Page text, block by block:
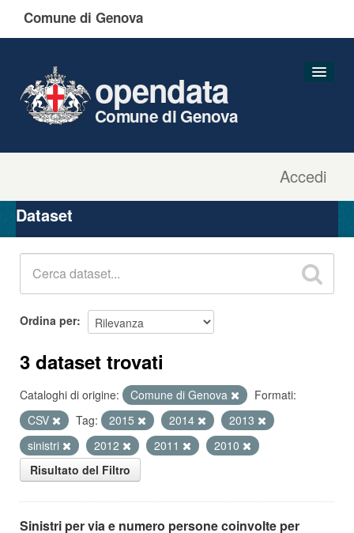
Comune di Genova
Accedi
opendata
Comune di Genova
Organizzazioni
Gruppi
Dataset
Ordina per
3 dataset trovati
Cataloghi di origine: Comune di Genova
Formati:
CSV
Tag: 2015 2014
2013
sinistri
2012 2011
2010
Risultato del Filtro
Sinistri per via e numero persone coinvolte per